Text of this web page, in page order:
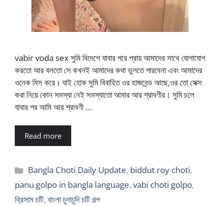
vabir voda sex সুমি বিদেশে যাবার পরে প্রায় আমাদের সাথে যোগাযোগ
করতো আর বলতো সে কখনই আমাদের কথা ভুলতে পারবেনা এবং আমাদের
ওনেক মিস করে। যাই হোক সুমি বিবাহিত ওর হাজবেন্ড আছে,ওর তো সেক্স
করা নিয়ে কোন সমস্যা নেই সমস্যাতো আমার আর শ্রাবণীর। সুমি চলে
যাবার পর আমি আর শ্রাবণী …
Read more
Categories
Bangla Choti Daily Update, biddut roy choti,
panu golpo in bangla language, vabi choti golpo,
থ্রিসাম চটি, বাংলা চুদাচুদি চটি গল্প